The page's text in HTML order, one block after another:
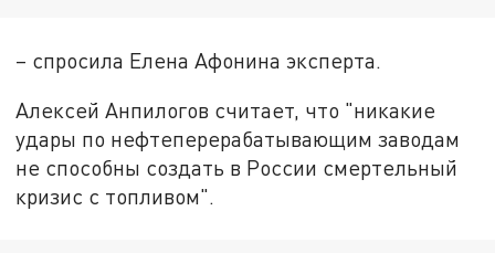
– спросила Елена Афонина эксперта.
Алексей Анпилогов считает, что "никакие
удары по нефтеперерабатывающим заводам
не способны создать в России смертельный
кризис с топливом".